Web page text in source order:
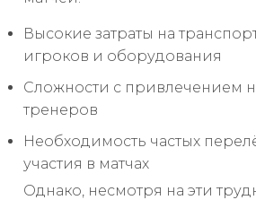
Высокие затраты на
игроков и оборудования
Сложности с привлечением
тренеров
Необходимость частых
участия в матчах
Однако, несмотря на эти